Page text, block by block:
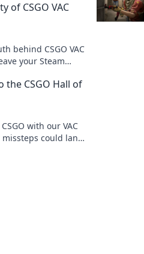
of CSGO VAC
behind CSGO VAC
your Steam
the CSGO Hall of
with our VAC
missteps could land